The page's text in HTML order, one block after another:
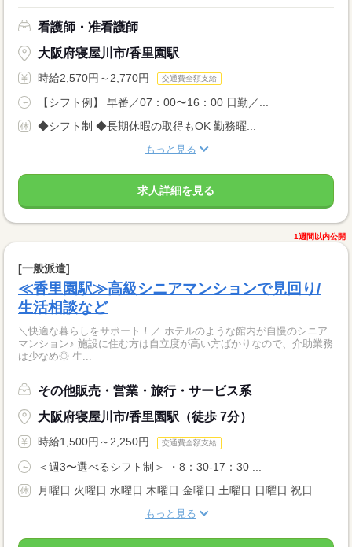
看護師・准看護師
大阪府寝屋川市/香里園駅
時給2,570円～2,770円 交通費全額支給
【シフト例】 早番／07：00〜16：00 日勤／...
◆シフト制 ◆長期休暇の取得もOK 勤務曜...
もっと見る
求人詳細を見る
1週間以内公開
[一般派遣]
≪香里園駅≫高級シニアマンションで見回り/
生活相談など
＼快適な暮らしをサポート！／ ホテルのような館内が自慢のシニア
マンション♪ 施設に住む方は自立度が高い方ばかりなので、介助業務
は少なめ◎ 生...
その他販売・営業・旅行・サービス系
大阪府寝屋川市/香里園駅（徒歩 7分）
時給1,500円～2,250円 交通費全額支給
＜週3〜選べるシフト制＞ ・8：30-17：30 ...
月曜日 火曜日 水曜日 木曜日 金曜日 土曜日 日曜日 祝日
もっと見る